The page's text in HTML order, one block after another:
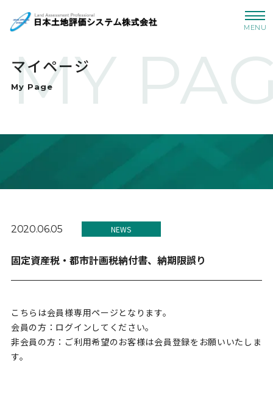
MENU
MY
マイページ
My Page
2020.06.05 NEWS
固定資産税・都市計画税納付書、納期限誤り
こちらは会員様専用ページとなります。
会員の方：ログインしてください。
非会員の方：ご利用希望のお客様は会員登録をお願いいたしま
す。